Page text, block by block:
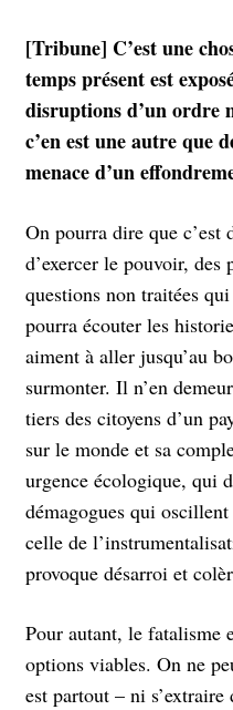
[Tribune] C’est une
temps présent est
disruptions d’un ordre
c’en est une autre que
menace d’un
On pourra dire que c’est
d’exercer le pouvoir, des
questions non traitées
pourra écouter les
aiment à aller jusqu’au
surmonter. Il n’en
tiers des citoyens d’un
sur le monde et sa
urgence écologique, qui
démagogues qui
celle de
provoque désarroi et
Pour autant, le fatalisme
options viables. On ne
est partout – ni s’extraire